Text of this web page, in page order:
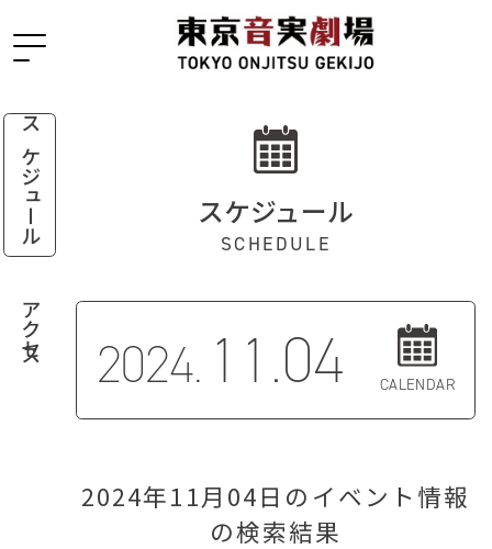
スケジュール
アクセス
スケジュール
SCHEDULE
2024. 11.04 CALENDAR
2024年11月04日のイベント情報
の検索結果